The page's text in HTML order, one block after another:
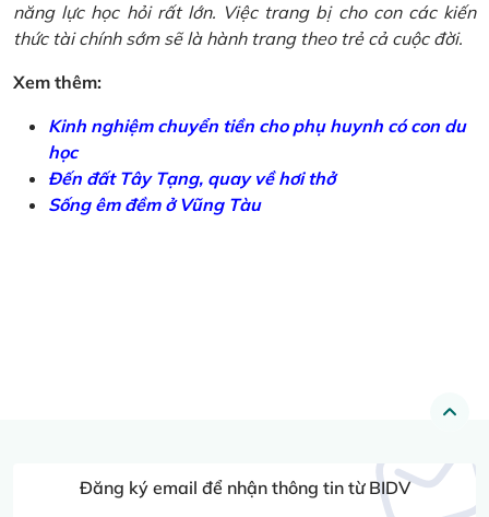
năng lực học hỏi rất lớn. Việc trang bị cho con các kiến
thức tài chính sớm sẽ là hành trang theo trẻ cả cuộc đời.
Xem thêm:
Kinh nghiệm chuyển tiền cho phụ huynh có con du
học
Đến đất Tây Tạng, quay về hơi thở
Sống êm đềm ở Vũng Tàu
Đăng ký email để nhận thông tin từ BIDV